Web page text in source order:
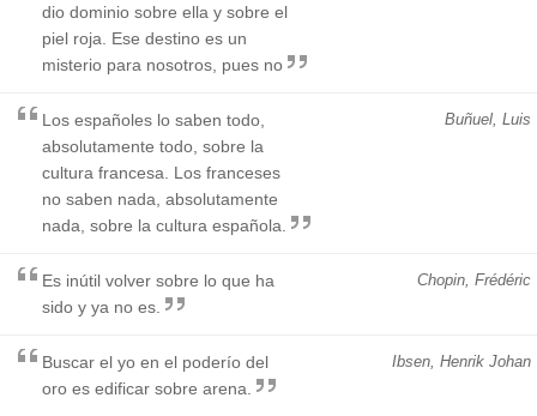
dio dominio sobre ella y sobre el
piel roja. Ese destino es un
misterio para nosotros, pues no
Buñuel, Luis
Los españoles lo saben todo,
absolutamente todo, sobre la
cultura francesa. Los franceses
no saben nada, absolutamente
nada, sobre la cultura española.
Chopin, Frédéric
Es inútil volver sobre lo que ha
sido y ya no es.
Ibsen, Henrik Johan
Buscar el yo en el poderío del
oro es edificar sobre arena.